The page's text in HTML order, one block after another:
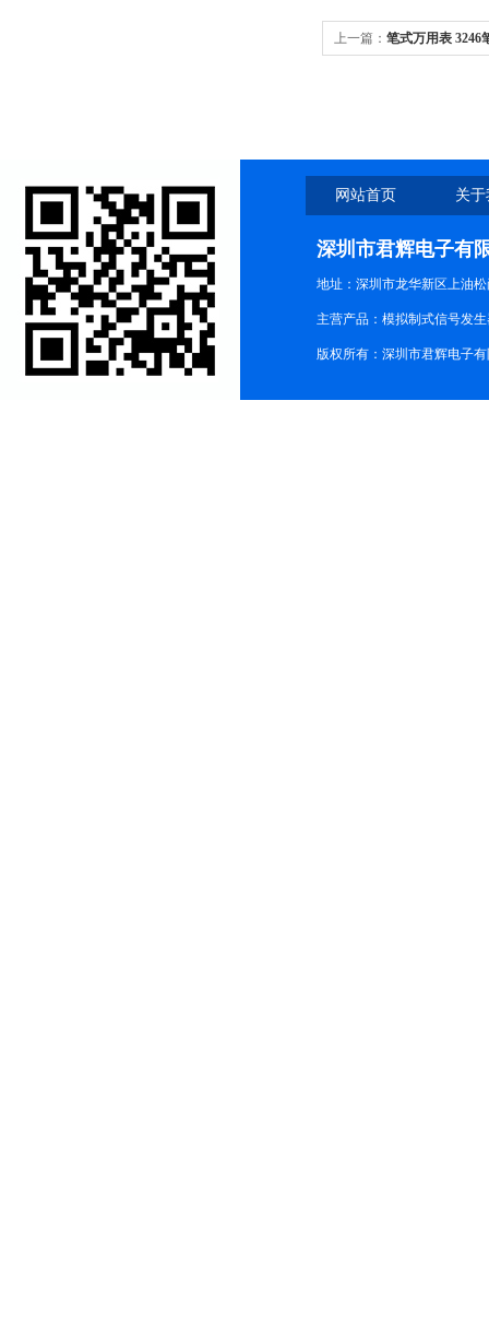
上一篇： 笔式万用表 3246
网站首页 关
深圳市君辉电子有
地址：深圳市龙华新区上油松
主营产品：模拟制式信号发
版权所有：深圳市君辉电子